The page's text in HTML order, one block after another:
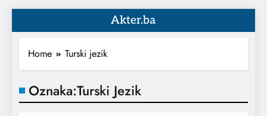
Akter.ba
Home Turski jezik
Oznaka:Turski Jezik